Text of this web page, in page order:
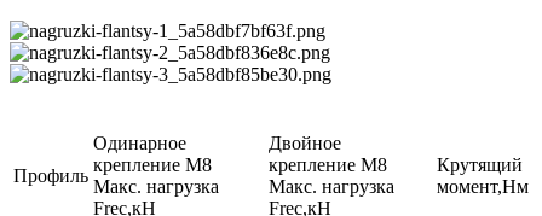
Профиль
Одинарное
крепление М8
Макс. нагрузка
Frec,кН
Двойное
крепление М8
Макс. нагрузка
Frec,кН
Крутящий
момент,Нм